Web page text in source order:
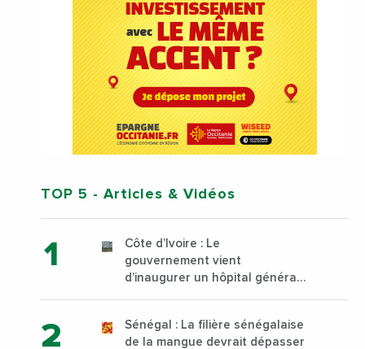
TOP 5 - Articles & Vidéos
Côte d’Ivoire : Le
gouvernement vient
d’inaugurer un hôpital général
Sénégal : La filière sénégalaise
de la mangue devrait dépasser